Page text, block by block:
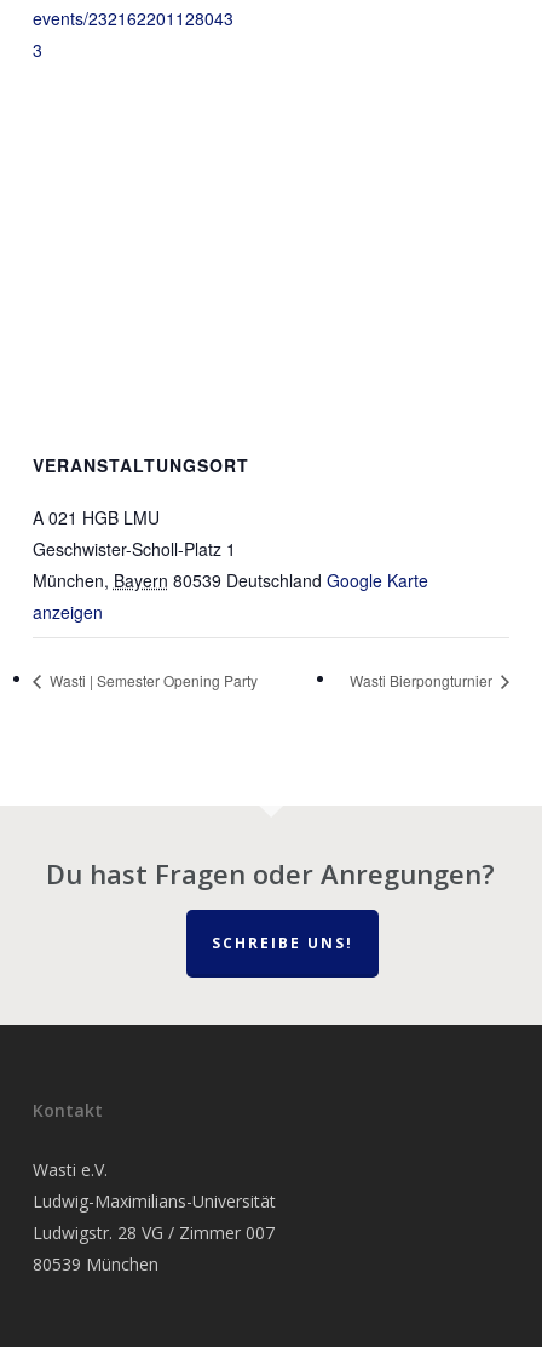
events/232162201128043
3
VERANSTALTUNGSORT
A 021 HGB LMU
Geschwister-Scholl-Platz 1
München, Bayern 80539 Deutschland Google Karte
anzeigen
Wasti | Semester Opening Party Wasti Bierpongturnier
Du hast Fragen oder Anregungen?
SCHREIBE UNS!
Kontakt
Wasti e.V.
Ludwig-Maximilians-Universität
Ludwigstr. 28 VG / Zimmer 007
80539 München